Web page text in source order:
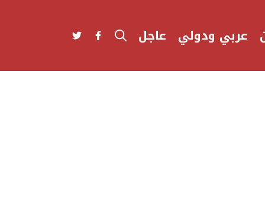
عربي ودولي عاجل